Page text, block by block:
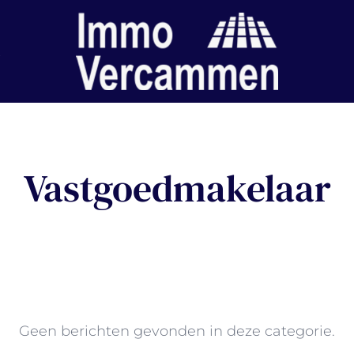
Vastgoedmakelaar
Geen berichten gevonden in deze categorie.